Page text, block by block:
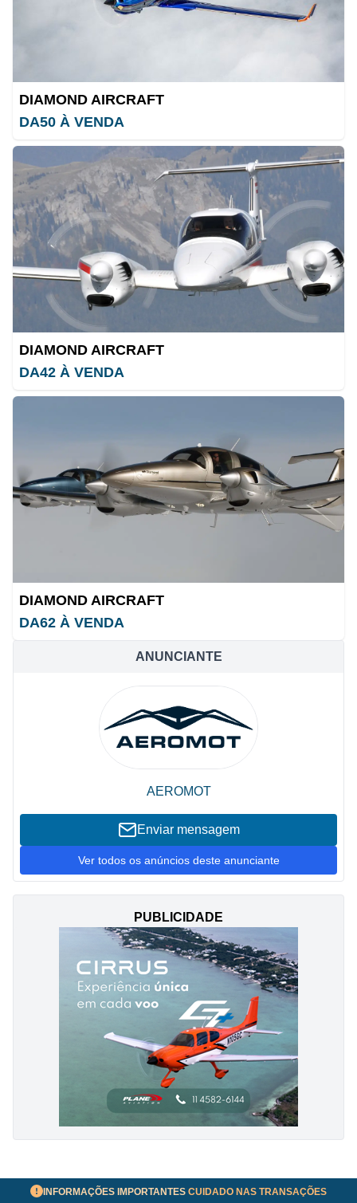
ANUNCIANTE
AEROMOT
Enviar mensagem
Ver todos os anúncios deste anunciante
PUBLICIDADE
DIAMOND AIRCRAFT
DA50 À VENDA
DIAMOND AIRCRAFT
DA42 À VENDA
DIAMOND AIRCRAFT
DA62 À VENDA
INFORMAÇÕES IMPORTANTES CUIDADO NAS TRANSAÇÕES